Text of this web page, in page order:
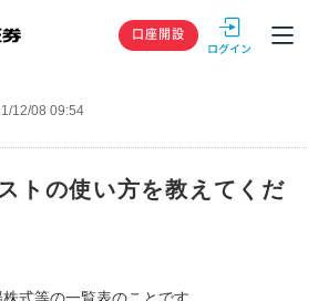
GMOクリック
口座開設
12/08 09:54
トの使い方を教えてくだ